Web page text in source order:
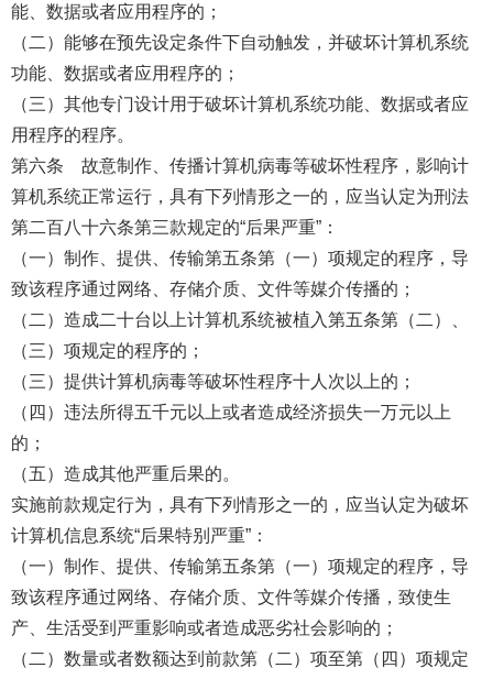
能、数据或者应用程序的；
（二）能够在预先设定条件下自动触发，并破坏计算机系统
功能、数据或者应用程序的；
（三）其他专门设计用于破坏计算机系统功能、数据或者应
用程序的程序。
第六条 故意制作、传播计算机病毒等破坏性程序，影响计
算机系统正常运行，具有下列情形之一的，应当认定为刑法
第二百八十六条第三款规定的“后果严重”：
（一）制作、提供、传输第五条第（一）项规定的程序，导
致该程序通过网络、存储介质、文件等媒介传播的；
（二）造成二十台以上计算机系统被植入第五条第（二）、
（三）项规定的程序的；
（三）提供计算机病毒等破坏性程序十人次以上的；
（四）违法所得五千元以上或者造成经济损失一万元以上
的；
（五）造成其他严重后果的。
实施前款规定行为，具有下列情形之一的，应当认定为破坏
计算机信息系统“后果特别严重”：
（一）制作、提供、传输第五条第（一）项规定的程序，导
致该程序通过网络、存储介质、文件等媒介传播，致使生
产、生活受到严重影响或者造成恶劣社会影响的；
（二）数量或者数额达到前款第（二）项至第（四）项规定